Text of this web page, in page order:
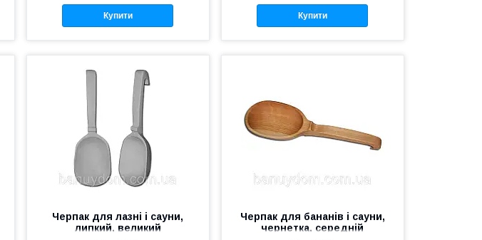
Купити Купити
Черпак для лазні і сауни,
липкий, великий
Черпак для бананів і сауни,
чернетка, середній